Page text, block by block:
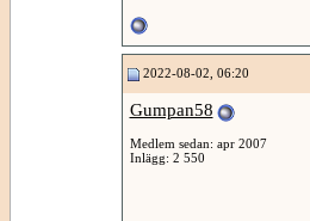
2022-08-02, 06:20
Gumpan58
Medlem sedan: apr 2007
Inlägg: 2 550